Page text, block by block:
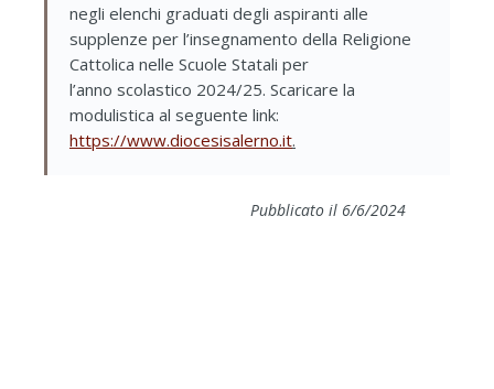
negli elenchi graduati degli aspiranti alle
supplenze per l’insegnamento della Religione
Cattolica nelle Scuole Statali per
l’anno scolastico 2024/25. Scaricare la
modulistica al seguente link:
https://www.diocesisalerno.it.
Pubblicato il 6/6/2024